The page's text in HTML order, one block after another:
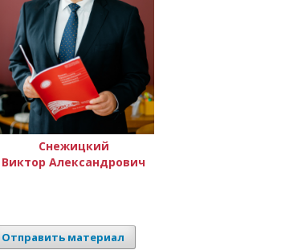
Снежицкий
Виктор Александрович
Отправить материал